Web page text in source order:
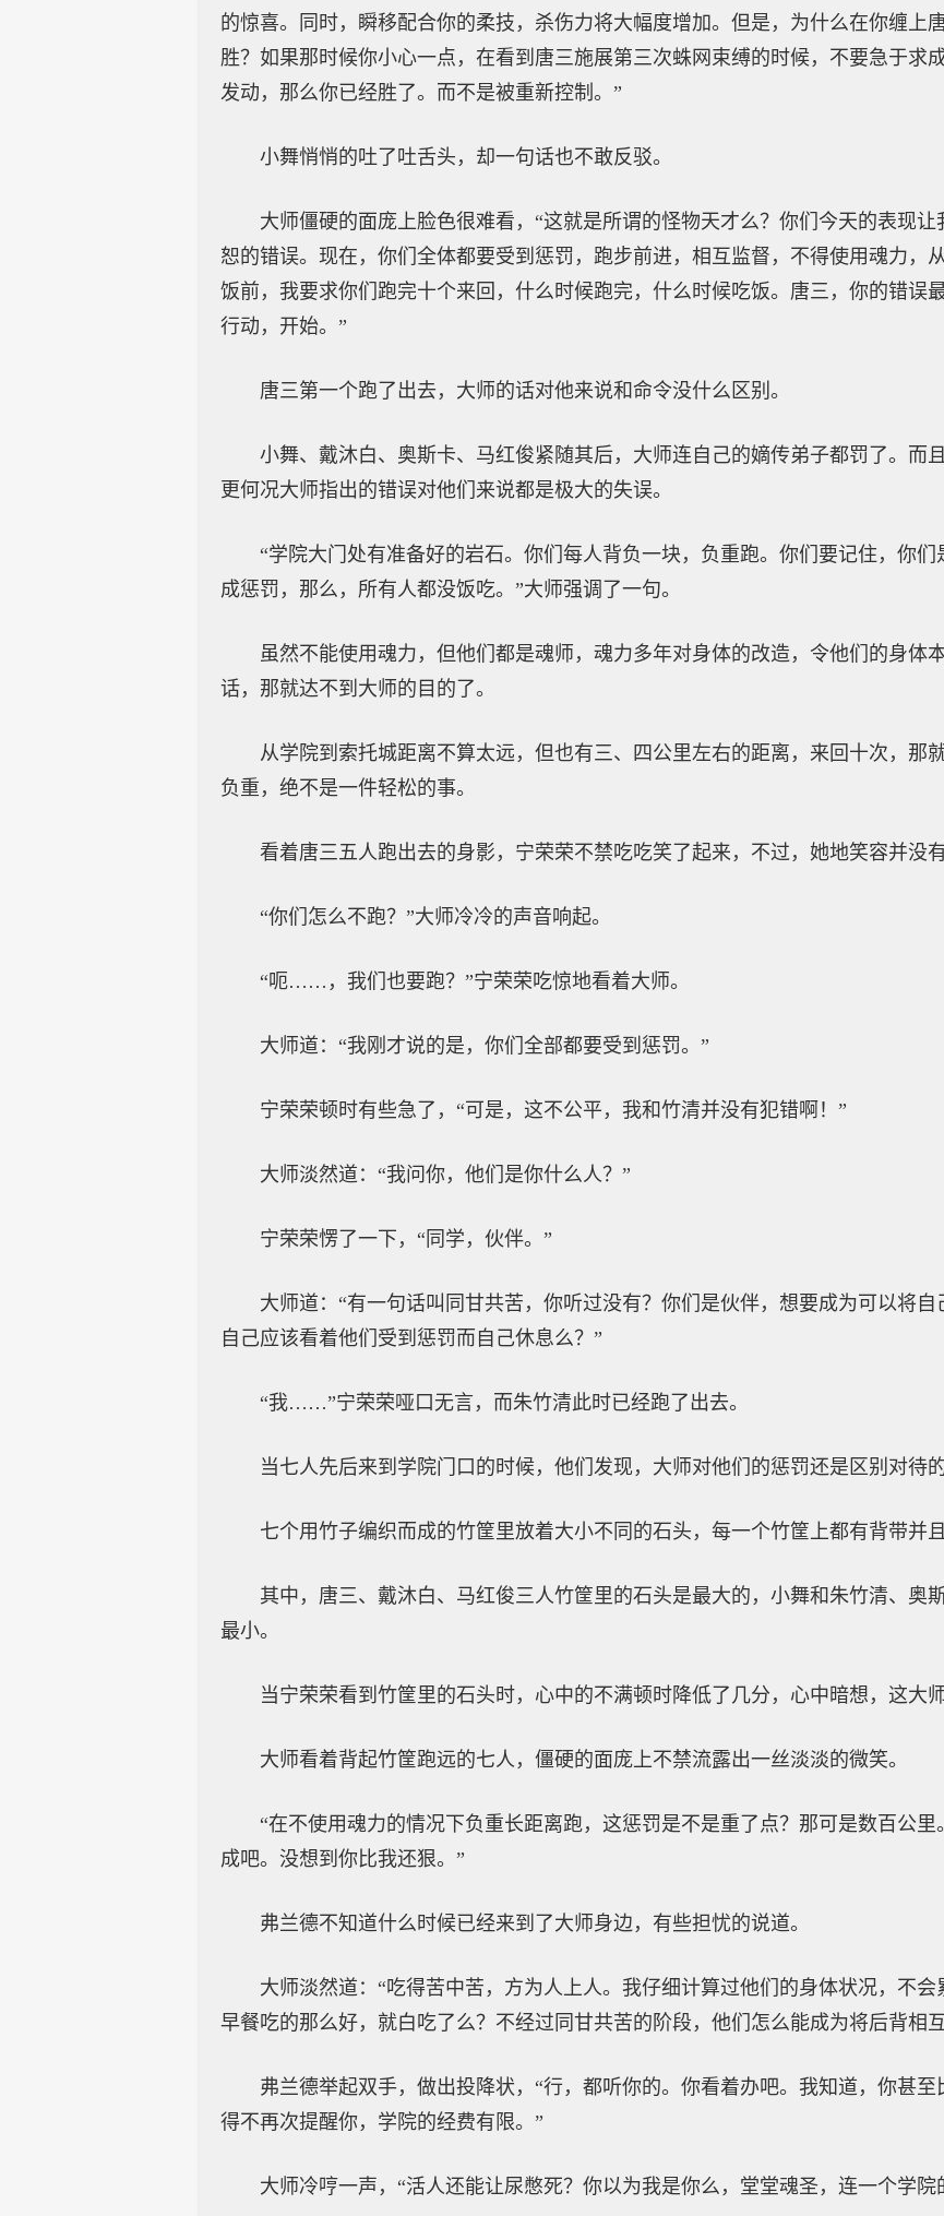
的惊喜。同时，瞬移配合你的柔技，杀伤力将大幅度增加。但是，为什么在你缠上
胜？如果那时候你小心一点，在看到唐三施展第三次蛛网束缚的时候，不要急于求
发动，那么你已经胜了。而不是被重新控制。”
小舞悄悄的吐了吐舌头，却一句话也不敢反驳。
大师僵硬的面庞上脸色很难看，“这就是所谓的怪物天才么？你们今天的表现
恕的错误。现在，你们全体都要受到惩罚，跑步前进，相互监督，不得使用魂力，
饭前，我要求你们跑完十个来回，什么时候跑完，什么时候吃饭。唐三，你的错误
行动，开始。”
唐三第一个跑了出去，大师的话对他来说和命令没什么区别。
小舞、戴沐白、奥斯卡、马红俊紧随其后，大师连自己的嫡传弟子都罚了。而
更何况大师指出的错误对他们来说都是极大的失误。
“学院大门处有准备好的岩石。你们每人背负一块，负重跑。你们要记住，你
成惩罚，那么，所有人都没饭吃。”大师强调了一句。
虽然不能使用魂力，但他们都是魂师，魂力多年对身体的改造，令他们的身体
话，那就达不到大师的目的了。
从学院到索托城距离不算太远，但也有三、四公里左右的距离，来回十次，那
负重，绝不是一件轻松的事。
看着唐三五人跑出去的身影，宁荣荣不禁吃吃笑了起来，不过，她地笑容并没
“你们怎么不跑？”大师冷冷的声音响起。
“呃……，我们也要跑？”宁荣荣吃惊地看着大师。
大师道：“我刚才说的是，你们全部都要受到惩罚。”
宁荣荣顿时有些急了，“可是，这不公平，我和竹清并没有犯错啊！”
大师淡然道：“我问你，他们是你什么人？”
宁荣荣愣了一下，“同学，伙伴。”
大师道：“有一句话叫同甘共苦，你听过没有？你们是伙伴，想要成为可以将
自己应该看着他们受到惩罚而自己休息么？”
“我……”宁荣荣哑口无言，而朱竹清此时已经跑了出去。
当七人先后来到学院门口的时候，他们发现，大师对他们的惩罚还是区别对待
七个用竹子编织而成的竹筐里放着大小不同的石头，每一个竹筐上都有背带并且
其中，唐三、戴沐白、马红俊三人竹筐里的石头是最大的，小舞和朱竹清、奥
最小。
当宁荣荣看到竹筐里的石头时，心中的不满顿时降低了几分，心中暗想，这大
大师看着背起竹筐跑远的七人，僵硬的面庞上不禁流露出一丝淡淡的微笑。
“在不使用魂力的情况下负重长距离跑，这惩罚是不是重了点？那可是数百公
成吧。没想到你比我还狠。”
弗兰德不知道什么时候已经来到了大师身边，有些担忧的说道。
大师淡然道：“吃得苦中苦，方为人上人。我仔细计算过他们的身体状况，不会
早餐吃的那么好，就白吃了么？不经过同甘共苦的阶段，他们怎么能成为将后背相
弗兰德举起双手，做出投降状，“行，都听你的。你看着办吧。我知道，你甚
得不再次提醒你，学院的经费有限。”
大师冷哼一声，“活人还能让尿憋死？你以为我是你么，堂堂魂圣，连一个学院